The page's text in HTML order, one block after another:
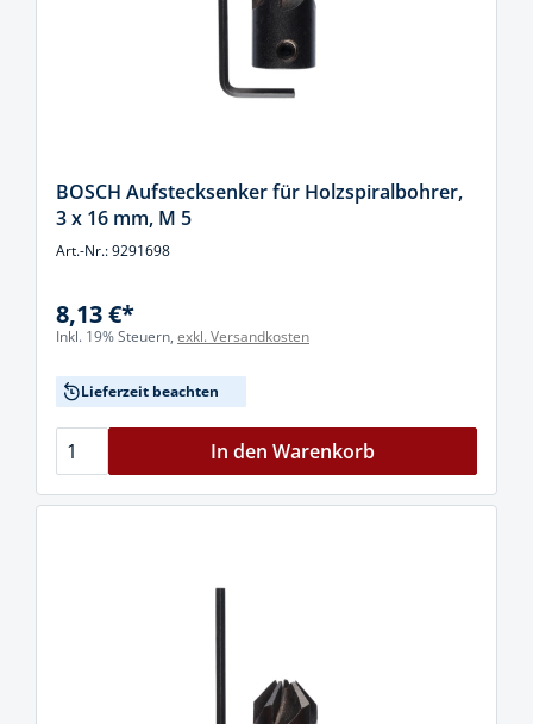
BOSCH Aufstecksenker für Holzspiralbohrer,
3 x 16 mm, M 5
Art.-Nr.: 9291698
8,13 €*
Inkl. 19% Steuern, exkl. Versandkosten
Lieferzeit beachten
In den Warenkorb